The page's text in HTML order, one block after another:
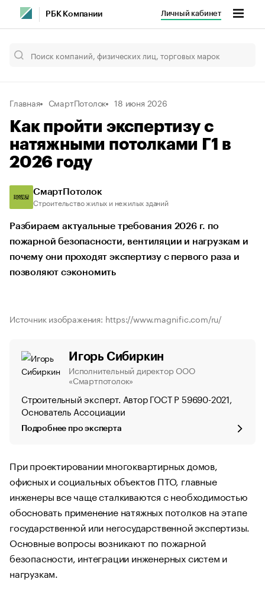
РБК Компании Личный кабинет
Главная СмартПотолок 18 июня 2026
Как пройти экспертизу с
натяжными потолками Г1 в
2026 году
СмартПотолок
Строительство жилых и нежилых зданий
Разбираем актуальные требования 2026 г. по
пожарной безопасности, вентиляции и нагрузкам и
почему они проходят экспертизу с первого раза и
позволяют сэкономить
Источник изображения: https://www.magnific.com/ru/
Игорь Сибиркин
Исполнительный директор ООО
«Смартпотолок»
Строительный эксперт. Автор ГОСТ Р 59690-2021,
Основатель Ассоциации
Подробнее про эксперта
При проектировании многоквартирных домов,
офисных и социальных объектов ПТО, главные
инженеры все чаще сталкиваются с необходимостью
обосновать применение натяжных потолков на этапе
государственной или негосударственной экспертизы.
Основные вопросы возникают по пожарной
безопасности, интеграции инженерных систем и
нагрузкам.